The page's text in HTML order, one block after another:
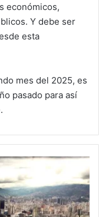
económicos,
Y debe ser
esta
mes del 2025, es
pasado para así